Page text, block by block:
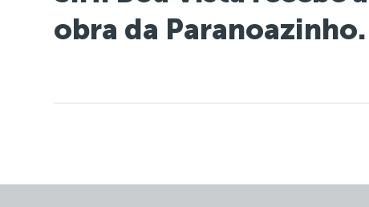
obra da Paranoazinho.